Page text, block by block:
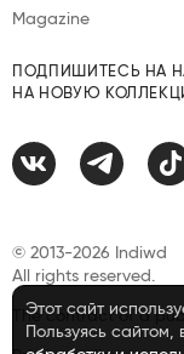
Magazine
ПОДПИШИТЕСЬ НА
НА НОВУЮ
© 2013-2026 Indiwd
All rights reserved.
The contract of a
Этот сайт
Пользуясь сайтом,